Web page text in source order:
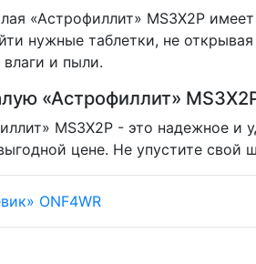
«Астрофиллит» MS3X2P
нужные таблетки, не
и пыли.
«Астрофиллит»
MS3X2P - это надежное
цене. Не упустите свой
ONF4WR